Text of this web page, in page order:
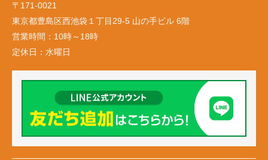
〒171-0021
東京都豊島区西池袋１丁目29-5 山の手ビル 6階
営業時間： 10時～18時
定休日： 水曜日